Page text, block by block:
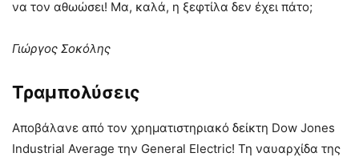
να τον αθωώσει! Μα, καλά, η ξεφτίλα δεν έχει πάτο;
Γιώργος Σοκόλης
Τραμπολύσεις
Αποβάλανε από τον χρηματιστηριακό δείκτη Dow Jones
Industrial Average την General Electric! Τη ναυαρχίδα της